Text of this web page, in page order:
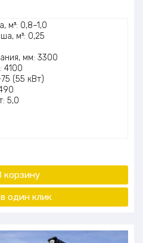
м³: 0,8–1,0
м³: 0,25
мм: 3300
4100
(55 кВт)
5,0
корзину
один клик